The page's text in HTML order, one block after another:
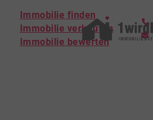
Immobilie finden
Immobilie verkaufen
Immobilie bewerten